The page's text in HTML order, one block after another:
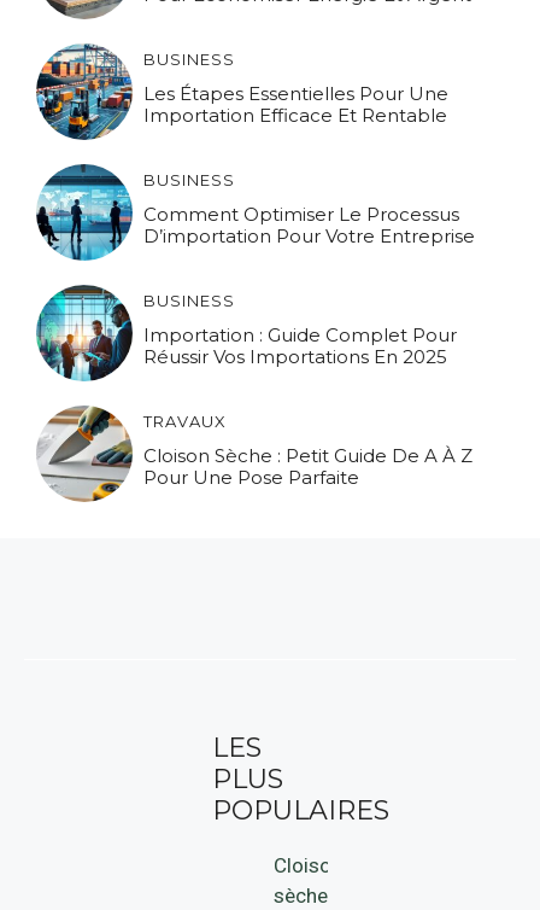
BUSINESS
Les Étapes Essentielles Pour Une
Importation Efficace Et Rentable
BUSINESS
Comment Optimiser Le Processus
D’importation Pour Votre Entreprise
BUSINESS
Importation : Guide Complet Pour
Réussir Vos Importations En 2025
TRAVAUX
Cloison Sèche : Petit Guide De A À Z
Pour Une Pose Parfaite
LES
PLUS
POPULAIRES
Cloison
sèche